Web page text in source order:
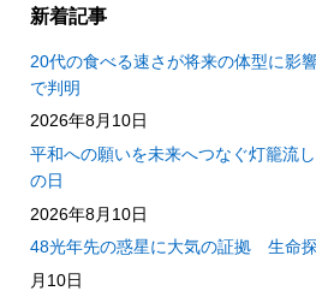
新着記事
20代の食べる速さが将来の体型に影
で判明
2026年8月10日
平和への願いを未来へつなぐ灯籠流
の日
2026年8月10日
48光年先の惑星に大気の証拠 生命
月10日